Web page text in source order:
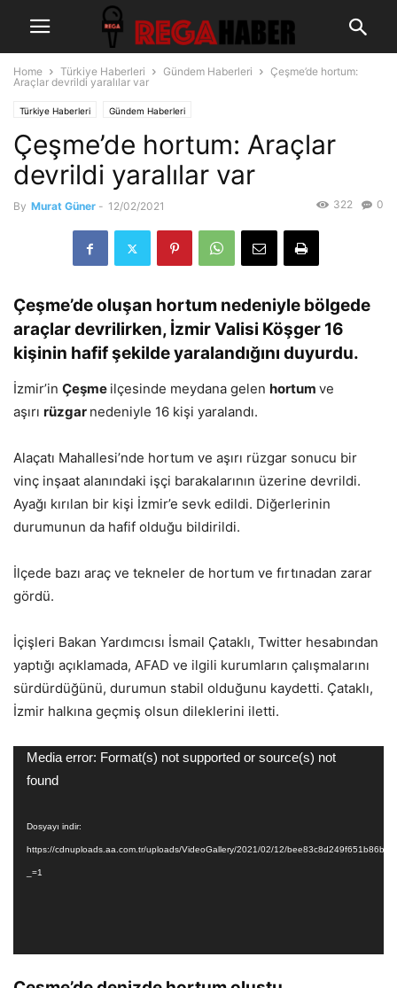
Home Türkiye Haberleri Gündem Haberleri
Çeşme’de hortum:
Araçlar devrildi yaralılar var
Türkiye Haberleri Gündem Haberleri
Çeşme’de hortum: Araçlar
devrildi yaralılar var
By Murat Güner - 12/02/2021 0
322
Çeşme’de oluşan hortum nedeniyle bölgede
araçlar devrilirken, İzmir Valisi Köşger 16
kişinin hafif şekilde yaralandığını duyurdu.
İzmir’in Çeşme ilçesinde meydana gelen hortum ve
aşırı rüzgar nedeniyle 16 kişi yaralandı.
Alaçatı Mahallesi’nde hortum ve aşırı rüzgar sonucu bir
vinç inşaat alanındaki işçi barakalarının üzerine devrildi.
Ayağı kırılan bir kişi İzmir’e sevk edildi. Diğerlerinin
durumunun da hafif olduğu bildirildi.
İlçede bazı araç ve tekneler de hortum ve fırtınadan zarar
gördü.
İçişleri Bakan Yardımcısı İsmail Çataklı, Twitter hesabından
yaptığı açıklamada, AFAD ve ilgili kurumların çalışmalarını
sürdürdüğünü, durumun stabil olduğunu kaydetti. Çataklı,
İzmir halkına geçmiş olsun dileklerini iletti.
Video
oynatıcı
Media error: Format(s) not supported or source(s) not
found
Dosyayı indir:
https://cdnuploads.aa.com.tr/uploads/VideoGallery/2021/02/12/
_=1